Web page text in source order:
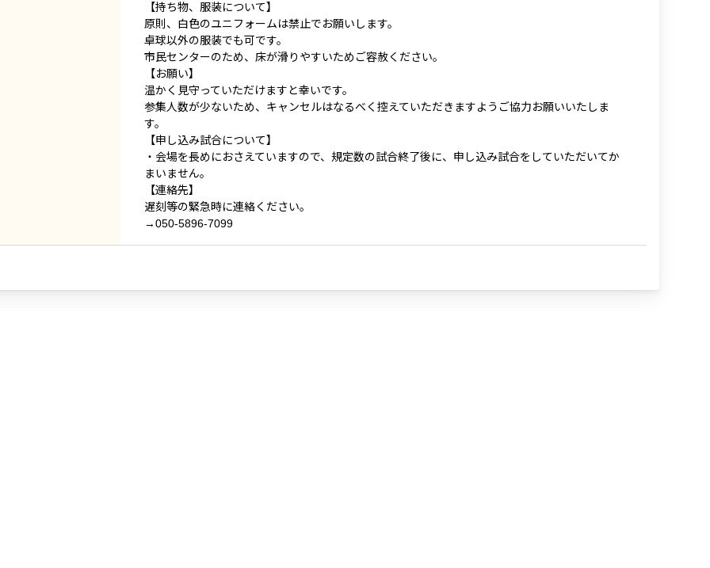
【持ち物、服装について】
原則、白色のユニフォームは禁止でお願いします。
卓球以外の服装でも可です。
市民センターのため、床が滑りやすいためご容赦ください。
【お願い】
温かく見守っていただけますと幸いです。
参集人数が少ないため、キャンセルはなるべく控えていただきますようご協力お願いいたしま
す。
【申し込み試合について】
・会場を長めにおさえていますので、規定数の試合終了後に、申し込み試合をしていただいてか
まいません。
【連絡先】
遅刻等の緊急時に連絡ください。
→050-5896-7099